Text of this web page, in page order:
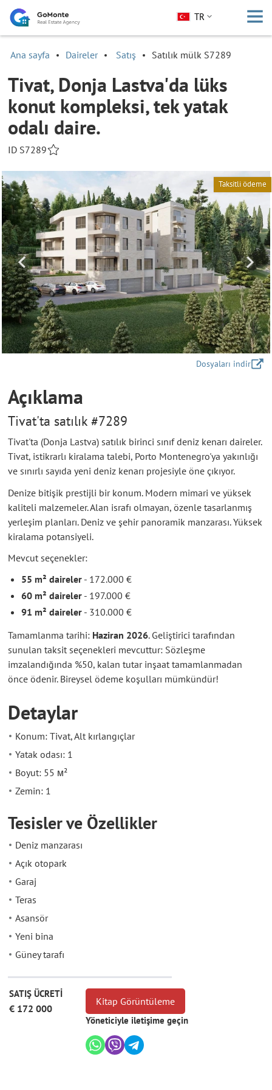
TR
Ana sayfa Daireler Satış Satılık mülk S7289
Tivat, Donja Lastva'da lüks
konut kompleksi, tek yatak
odalı daire.
ID S7289
Taksitli ödeme
Dosyaları indir
Açıklama
Tivat'ta satılık #7289
Tivat'ta (Donja Lastva) satılık birinci sınıf deniz kenarı daireler.
Tivat, istikrarlı kiralama talebi, Porto Montenegro'ya yakınlığı
ve sınırlı sayıda yeni deniz kenarı projesiyle öne çıkıyor.
Denize bitişik prestijli bir konum. Modern mimari ve yüksek
kaliteli malzemeler. Alan israfı olmayan, özenle tasarlanmış
yerleşim planları. Deniz ve şehir panoramik manzarası. Yüksek
kiralama potansiyeli.
Mevcut seçenekler:
55 m² daireler- 172.000 €
60 m² daireler- 197.000 €
91 m² daireler- 310.000 €
Tamamlanma tarihi: Haziran 2026. Geliştirici tarafından
sunulan taksit seçenekleri mevcuttur: Sözleşme
imzalandığında %50, kalan tutar inşaat tamamlanmadan
önce ödenir. Bireysel ödeme koşulları mümkündür!
Detaylar
Konum: Tivat, Alt kırlangıçlar
Yatak odası: 1
Boyut: 55 м²
Zemin: 1
Tesisler ve Özellikler
Deniz manzarası
Açık otopark
Garaj
Teras
Asansör
Yeni bina
Güney tarafı
SATIŞ ÜCRETİ
€ 172 000
Kitap Görüntüleme
Yöneticiyle iletişime geçin